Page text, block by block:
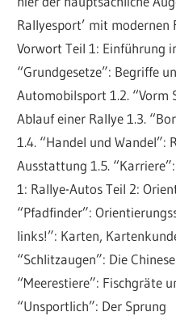
Rallyesport’ mit modernen
Vorwort Teil 1: Einführung
“Grundgesetze”: Begriffe
Automobilsport 1.2. “Vorm
Ablauf einer Rallye 1.3.
1.4. “Handel und Wandel”:
Ausstattung 1.5.
1: Rallye-Autos Teil 2:
“Pfadfinder”:
links!”: Karten,
“Schlitzaugen”: Die
“Meerestiere”: Fischgräte
“Unsportlich”: Der Sprung